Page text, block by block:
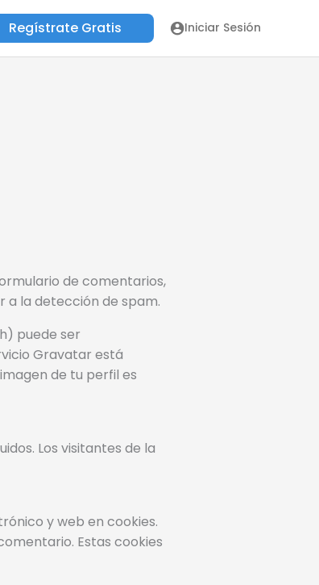
Regístrate Gratis Iniciar Sesión
de comentarios,
a la detección de spam.
puede ser
Gravatar está
de tu perfil es
Los visitantes de la
y web en cookies.
Estas cookies